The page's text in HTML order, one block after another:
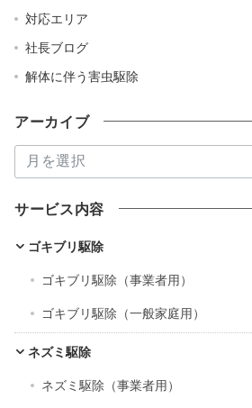
対応エリア
社長ブログ
解体に伴う害虫駆除
アーカイブ
ー
カ
イ
ブ
サービス内容
ゴキブリ駆除
ゴキブリ駆除（事業者用）
ゴキブリ駆除（一般家庭用）
ネズミ駆除
ネズミ駆除（事業者用）